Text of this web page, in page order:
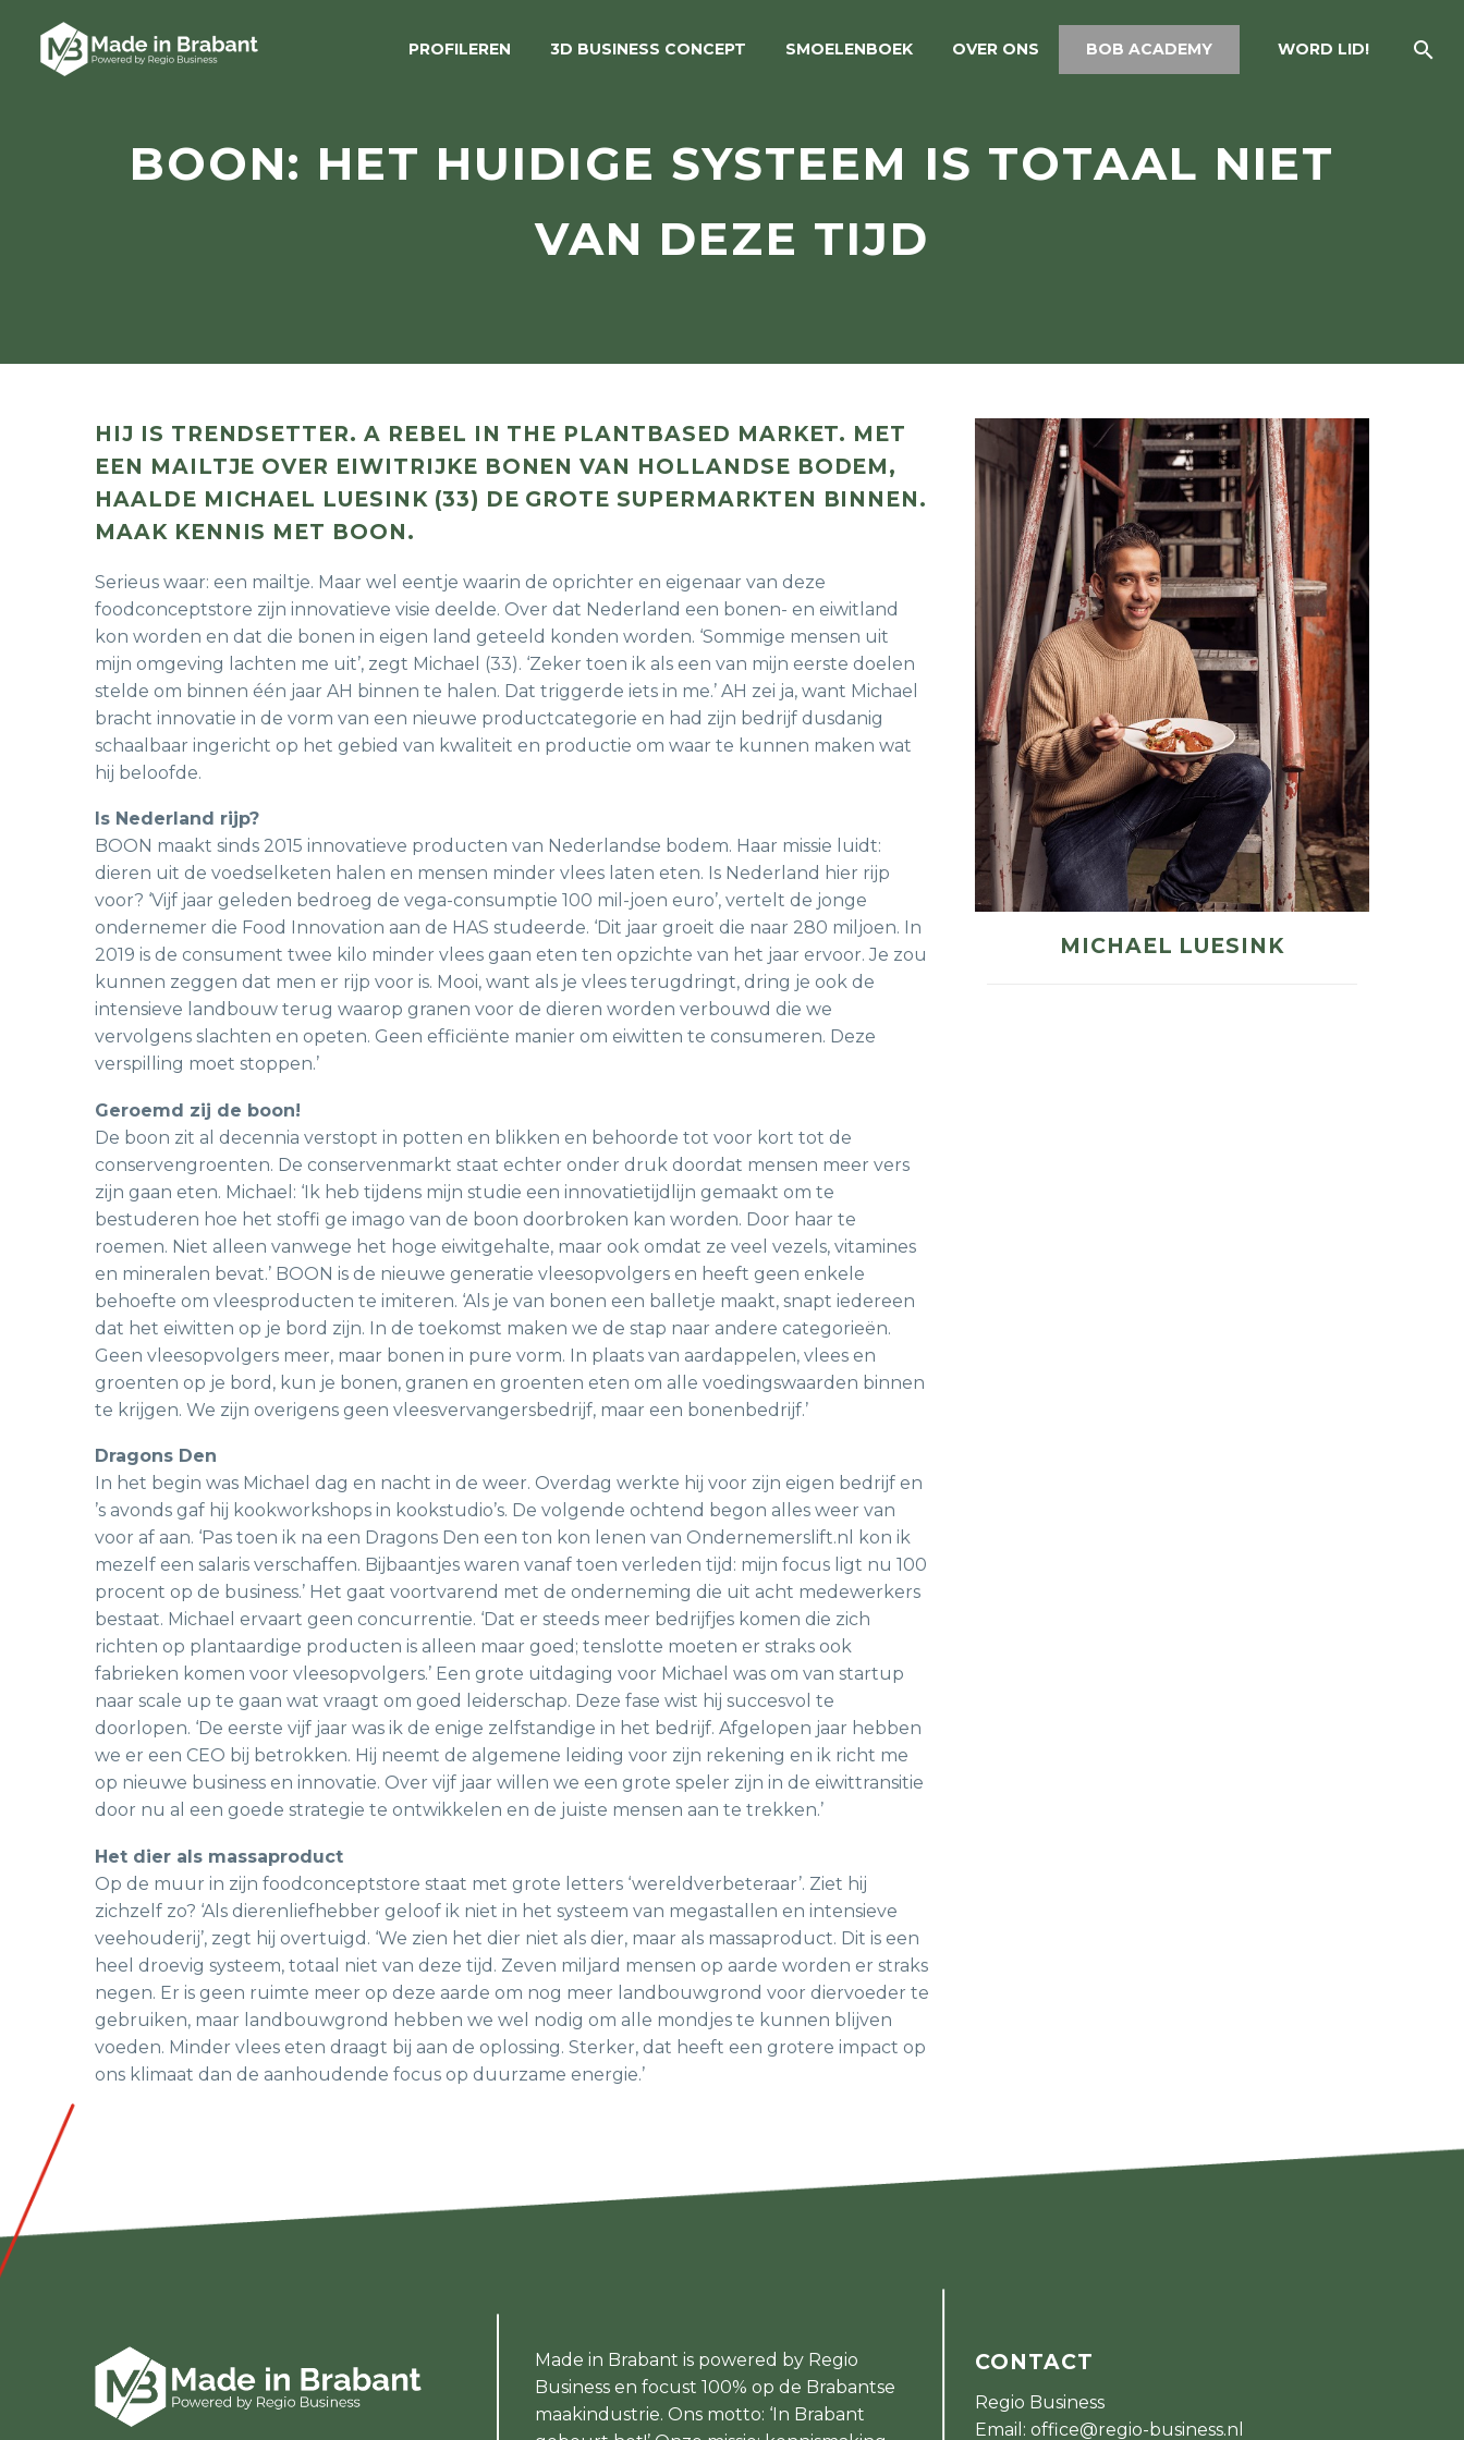
PROFILEREN 3D BUSINESS CONCEPT SMOELENBOEK OVER ONS BOB ACADEMY WORD LID!
BOON: HET HUIDIGE SYSTEEM IS TOTAAL NIET
VAN DEZE TIJD
HIJ IS TRENDSETTER. A REBEL IN THE PLANTBASED MARKET. MET
EEN MAILTJE OVER EIWITRIJKE BONEN VAN HOLLANDSE BODEM,
HAALDE MICHAEL LUESINK (33) DE GROTE SUPERMARKTEN BINNEN.
MAAK KENNIS MET BOON.
Serieus waar: een mailtje. Maar wel eentje waarin de oprichter en eigenaar van deze
foodconceptstore zijn innovatieve visie deelde. Over dat Nederland een bonen- en eiwitland
kon worden en dat die bonen in eigen land geteeld konden worden. ‘Sommige mensen uit
mijn omgeving lachten me uit’, zegt Michael (33). ‘Zeker toen ik als een van mijn eerste doelen
stelde om binnen één jaar AH binnen te halen. Dat triggerde iets in me.’ AH zei ja, want Michael
bracht innovatie in de vorm van een nieuwe productcategorie en had zijn bedrijf dusdanig
schaalbaar ingericht op het gebied van kwaliteit en productie om waar te kunnen maken wat
hij beloofde.
Is Nederland rijp?
BOON maakt sinds 2015 innovatieve producten van Nederlandse bodem. Haar missie luidt:
dieren uit de voedselketen halen en mensen minder vlees laten eten. Is Nederland hier rijp
voor? ‘Vijf jaar geleden bedroeg de vega-consumptie 100 mil-joen euro’, vertelt de jonge
ondernemer die Food Innovation aan de HAS studeerde. ‘Dit jaar groeit die naar 280 miljoen. In
2019 is de consument twee kilo minder vlees gaan eten ten opzichte van het jaar ervoor. Je zou
kunnen zeggen dat men er rijp voor is. Mooi, want als je vlees terugdringt, dring je ook de
intensieve landbouw terug waarop granen voor de dieren worden verbouwd die we
vervolgens slachten en opeten. Geen efficiënte manier om eiwitten te consumeren. Deze
verspilling moet stoppen.’
Geroemd zij de boon!
De boon zit al decennia verstopt in potten en blikken en behoorde tot voor kort tot de
conservengroenten. De conservenmarkt staat echter onder druk doordat mensen meer vers
zijn gaan eten. Michael: ‘Ik heb tijdens mijn studie een innovatietijdlijn gemaakt om te
bestuderen hoe het stoffi ge imago van de boon doorbroken kan worden. Door haar te
roemen. Niet alleen vanwege het hoge eiwitgehalte, maar ook omdat ze veel vezels, vitamines
en mineralen bevat.’ BOON is de nieuwe generatie vleesopvolgers en heeft geen enkele
behoefte om vleesproducten te imiteren. ‘Als je van bonen een balletje maakt, snapt iedereen
dat het eiwitten op je bord zijn. In de toekomst maken we de stap naar andere categorieën.
Geen vleesopvolgers meer, maar bonen in pure vorm. In plaats van aardappelen, vlees en
groenten op je bord, kun je bonen, granen en groenten eten om alle voedingswaarden binnen
te krijgen. We zijn overigens geen vleesvervangersbedrijf, maar een bonenbedrijf.’
Dragons Den
In het begin was Michael dag en nacht in de weer. Overdag werkte hij voor zijn eigen bedrijf en
’s avonds gaf hij kookworkshops in kookstudio’s. De volgende ochtend begon alles weer van
voor af aan. ‘Pas toen ik na een Dragons Den een ton kon lenen van Ondernemerslift.nl kon ik
mezelf een salaris verschaffen. Bijbaantjes waren vanaf toen verleden tijd: mijn focus ligt nu 100
procent op de business.’ Het gaat voortvarend met de onderneming die uit acht medewerkers
bestaat. Michael ervaart geen concurrentie. ‘Dat er steeds meer bedrijfjes komen die zich
richten op plantaardige producten is alleen maar goed; tenslotte moeten er straks ook
fabrieken komen voor vleesopvolgers.’ Een grote uitdaging voor Michael was om van startup
naar scale up te gaan wat vraagt om goed leiderschap. Deze fase wist hij succesvol te
doorlopen. ‘De eerste vijf jaar was ik de enige zelfstandige in het bedrijf. Afgelopen jaar hebben
we er een CEO bij betrokken. Hij neemt de algemene leiding voor zijn rekening en ik richt me
op nieuwe business en innovatie. Over vijf jaar willen we een grote speler zijn in de eiwittransitie
door nu al een goede strategie te ontwikkelen en de juiste mensen aan te trekken.’
Het dier als massaproduct
Op de muur in zijn foodconceptstore staat met grote letters ‘wereldverbeteraar’. Ziet hij
zichzelf zo? ‘Als dierenliefhebber geloof ik niet in het systeem van megastallen en intensieve
veehouderij’, zegt hij overtuigd. ‘We zien het dier niet als dier, maar als massaproduct. Dit is een
heel droevig systeem, totaal niet van deze tijd. Zeven miljard mensen op aarde worden er straks
negen. Er is geen ruimte meer op deze aarde om nog meer landbouwgrond voor diervoeder te
gebruiken, maar landbouwgrond hebben we wel nodig om alle mondjes te kunnen blijven
voeden. Minder vlees eten draagt bij aan de oplossing. Sterker, dat heeft een grotere impact op
ons klimaat dan de aanhoudende focus op duurzame energie.’
MICHAEL LUESINK
Made in Brabant is powered by Regio
Business en focust 100% op de Brabantse
maakindustrie. Ons motto: ‘In Brabant
CONTACT
Regio Business
Email: office@regio-business.nl